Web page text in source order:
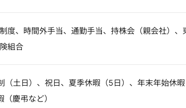
度、時間外手当、通勤手当、持株会（親会社）、
組合
（土日）、祝日、夏季休暇（5日）、年末年始休暇
慶弔など）